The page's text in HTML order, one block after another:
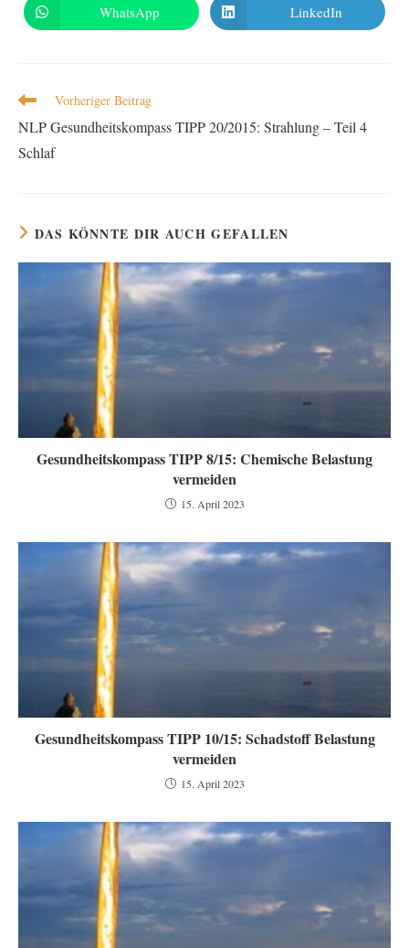
WhatsApp LinkedIn
Vorheriger Beitrag
NLP Gesundheitskompass TIPP 20/2015: Strahlung – Teil 4
Schlaf
DAS KÖNNTE DIR AUCH GEFALLEN
Gesundheitskompass TIPP 8/15: Chemische Belastung
vermeiden
15. April 2023
Gesundheitskompass TIPP 10/15: Schadstoff Belastung
vermeiden
15. April 2023